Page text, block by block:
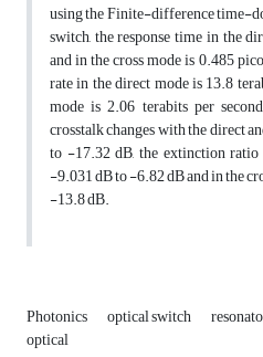
using the Finite-difference time-
switch, the response time in the
and in the cross mode is 0.485
rate in the direct mode is 13.8
mode is 2.06 terabits per
crosstalk changes with the direct
to -17.32 dB, the extinction
-9.031 dB to -6.82 dB and in the
-13.8 dB.
Photonics optical switch
optical